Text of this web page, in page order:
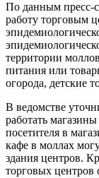
По данным пресс-
работу торговым
территории
питания или
огорода, детские
В ведомстве
работать
посетителя в
кафе в моллах
здания центров.
торговых центров